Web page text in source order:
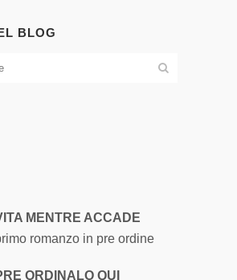
BLOG
MENTRE ACCADE
romanzo in pre ordine
ORDINALO QUI